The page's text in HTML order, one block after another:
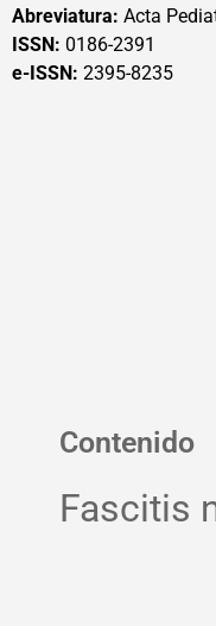
Abreviatura: Acta
ISSN: 0186-2391
e-ISSN: 2395-8235
Contenido
Fascitis